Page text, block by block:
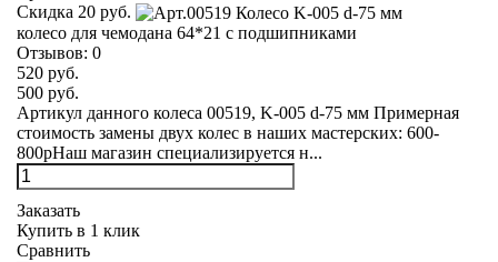
Скидка 20 руб.
колесо для чемодана 64*21 с подшипниками
Отзывов: 0
520 руб.
500 руб.
Артикул данного колеса 00519, K-005 d-75 мм Примерная
стоимость замены двух колес в наших мастерских: 600-
800рНаш магазин специализируется н...
Заказать
Купить в 1 клик
Сравнить